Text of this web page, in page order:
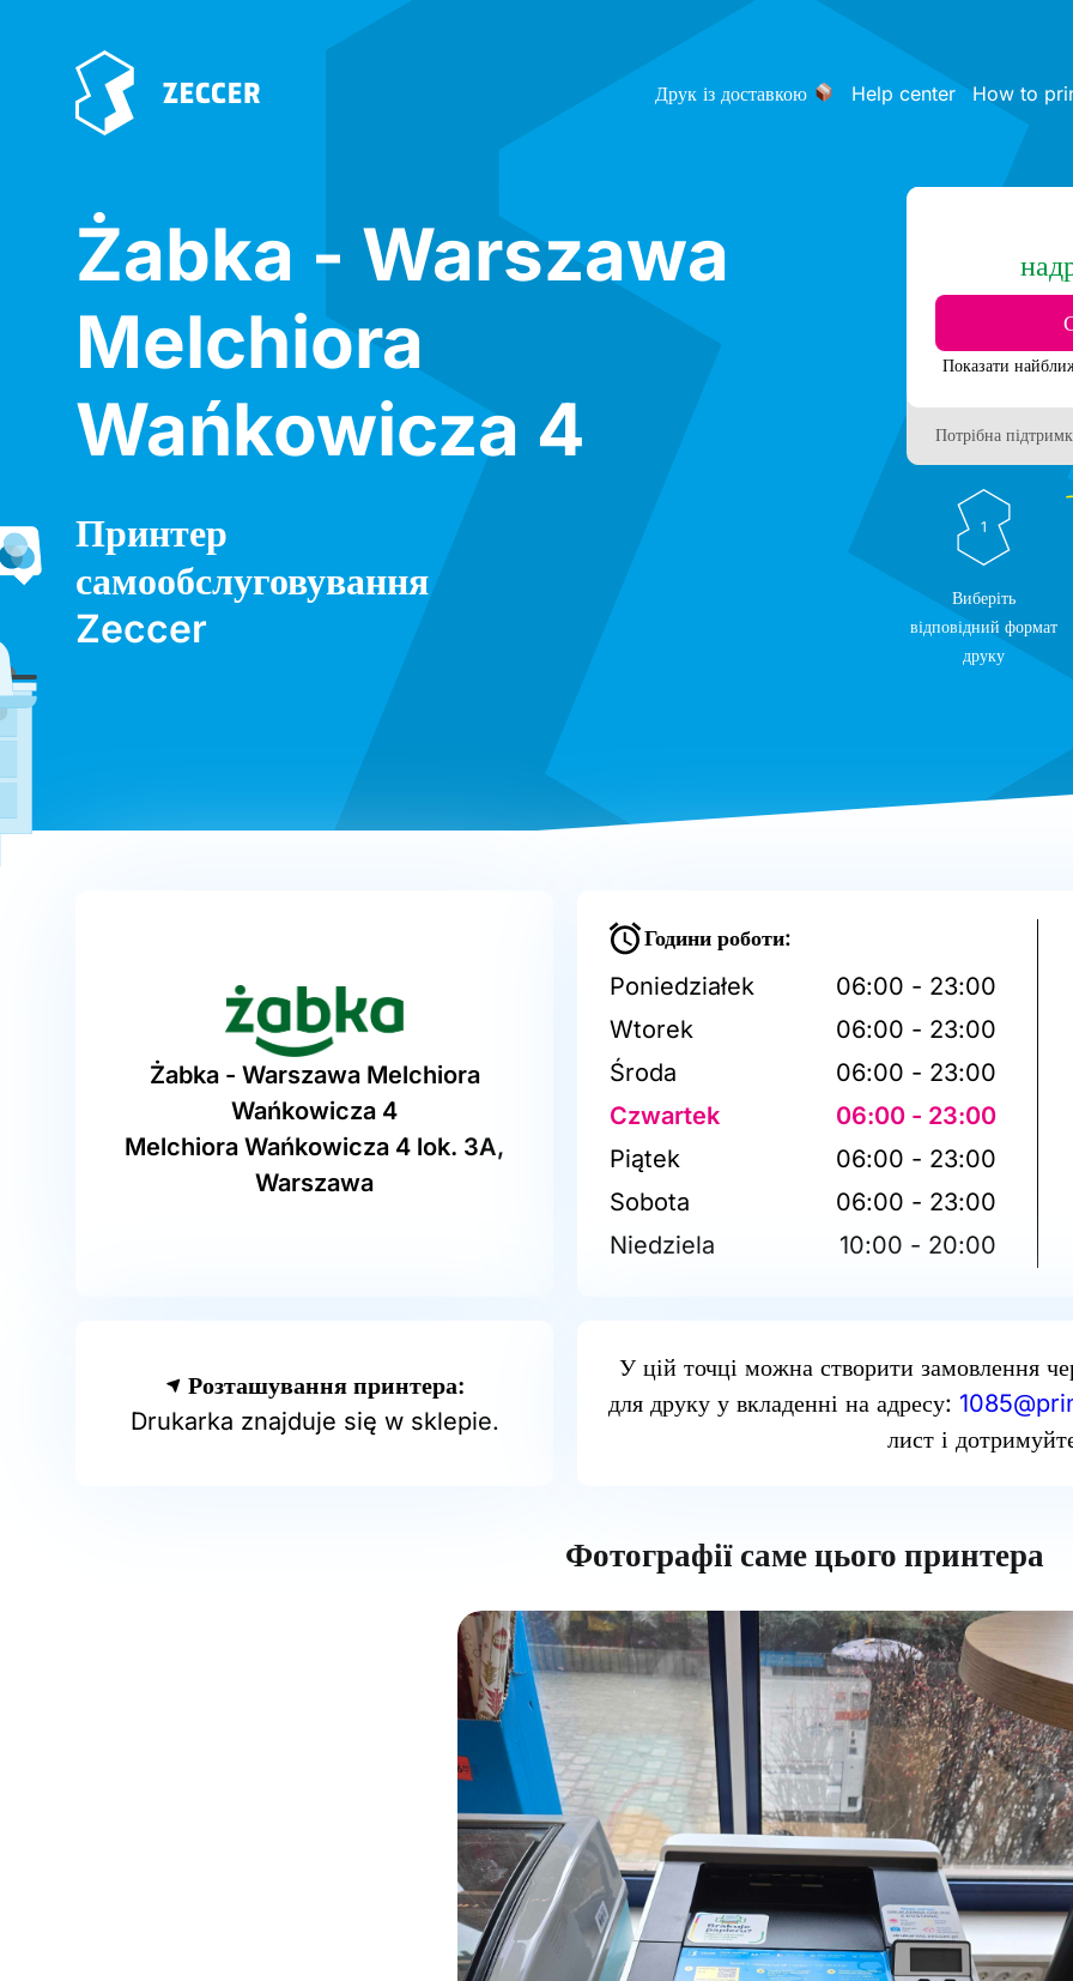
Друк із доставкою Help center How to
Żabka - Warszawa
Melchiora
Wańkowicza 4
Принтер
самообслуговування
Zeccer
Потрібна
1
Виберіть
відповідний формат
друку
Żabka - Warszawa Melchiora
Wańkowicza 4
Melchiora Wańkowicza 4 lok. 3A,
Warszawa
Години роботи:
Poniedziałek
06:00 - 23:00
Wtorek
06:00 - 23:00
Środa
06:00 - 23:00
Czwartek
06:00 - 23:00
Piątek
06:00 - 23:00
Sobota
06:00 - 23:00
Niedziela
10:00 - 20:00
Розташування принтера:
Drukarka znajduje się w sklepie.
У цій точці можна створити замовлення
для друку у вкладенні на адресу:
лист і
Фотографії саме цього принтера